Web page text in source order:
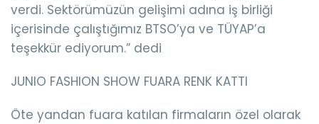
verdi. Sektörümüzün gelişimi adına iş birliği
içerisinde çalıştığımız BTSO’ya ve TÜYAP’a
teşekkür ediyorum.” dedi
JUNIO FASHION SHOW FUARA RENK KATTI
Öte yandan fuara katılan firmaların özel olarak